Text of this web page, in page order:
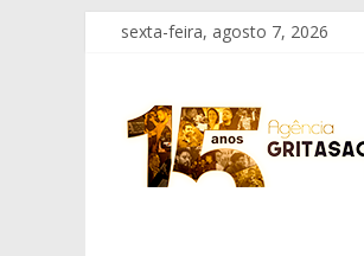
Pular
conteúdo
sexta-feira, agosto 7, 2026
Grita
São